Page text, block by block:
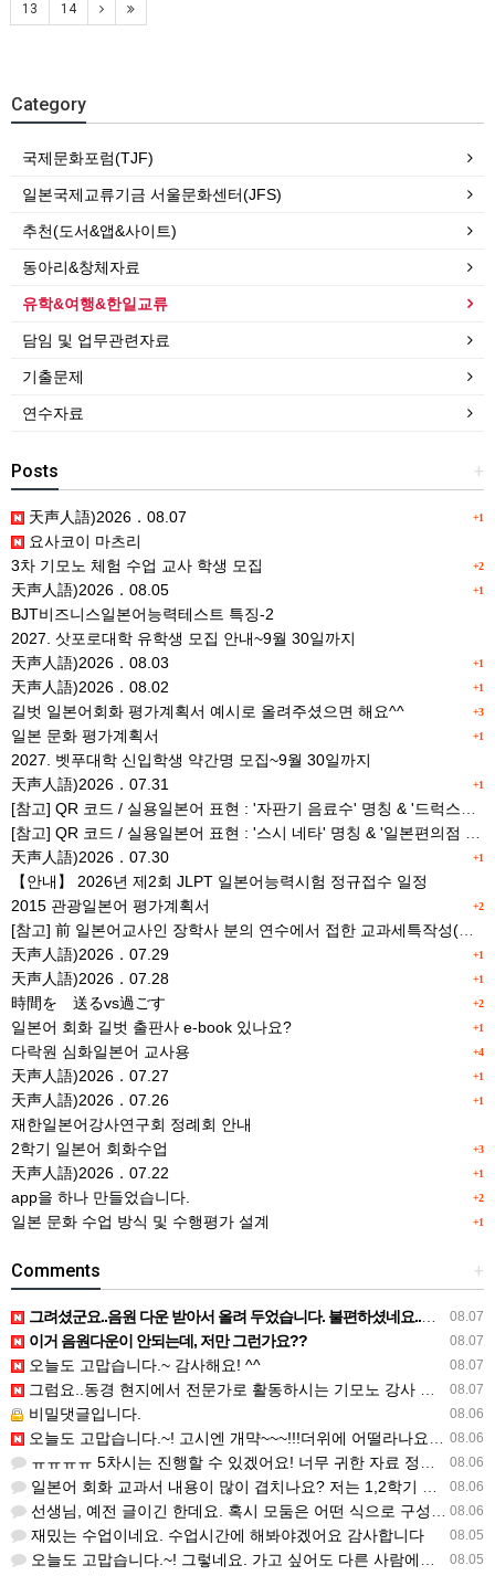
13 14
Category
국제문화포럼(TJF)
일본국제교류기금 서울문화센터(JFS)
추천(도서&앱&사이트)
동아리&창체자료
유학&여행&한일교류
담임 및 업무관련자료
기출문제
연수자료
+
Posts
+1
天声人語)2026．08.07
요사코이 마츠리
+2
3차 기모노 체험 수업 교사 학생 모집
+1
天声人語)2026．08.05
BJT비즈니스일본어능력테스트 특징-2
2027. 삿포로대학 유학생 모집 안내~9월 30일까지
+1
天声人語)2026．08.03
+1
天声人語)2026．08.02
+3
길벗 일본어회화 평가계획서 예시로 올려주셨으면 해요^^
+1
일본 문화 평가계획서
2027. 벳푸대학 신입학생 약간명 모집~9월 30일까지
+1
天声人語)2026．07.31
+1
天声人語)2026．07.30
【안내】 2026년 제2회 JLPT 일본어능력시험 정규접수 일정
+2
2015 관광일본어 평가계획서
+1
天声人語)2026．07.29
+1
天声人語)2026．07.28
+2
時間を 送るvs過ごす
+1
일본어 회화 길벗 출판사 e-book 있나요?
+4
다락원 심화일본어 교사용
+1
天声人語)2026．07.27
+1
天声人語)2026．07.26
재한일본어강사연구회 정례회 안내
+3
2학기 일본어 회화수업
+1
天声人語)2026．07.22
+2
app을 하나 만들었습니다.
+1
일본 문화 수업 방식 및 수행평가 설계
+
Comments
08.07
그려셨군요..음원 다운 받아서 올려 두었습니다. 불편하셨네요..죄송합니다..
08.07
이거 음원다운이 안되는데, 저만 그런가요??
08.07
오늘도 고맙습니다.~ 감사해요! ^^
08.07
그럼요..동경 현지에서 전문가로 활동하시는 기모노 강사 이십니다.
08.06
비밀댓글입니다.
08.06
오늘도 고맙습니다.~! 고시엔 개먁~~~!!!더위에 어떨라나요...감사합니다. ^^
08.06
ㅠㅠㅠㅠ 5차시는 진행할 수 있겠어요! 너무 귀한 자료 정말 감사합니다!!!
08.06
일본어 회화 교과서 내용이 많이 겹치나요? 저는 1,2학기 출판사가 달라서인지, 회화 단어와 분량이 더 많다…
08.06
선생님, 예전 글이긴 한데요. 혹시 모둠은 어떤 식으로 구성하셨을까요? 진단평가를 보시고 모둠장(도우미학생)…
08.05
재밌는 수업이네요. 수업시간에 해봐야겠어요 감사합니다
08.05
오늘도 고맙습니다.~! 그렇네요. 가고 싶어도 다른 사람에게 민폐는 안되는 것... 감사해요. ^^